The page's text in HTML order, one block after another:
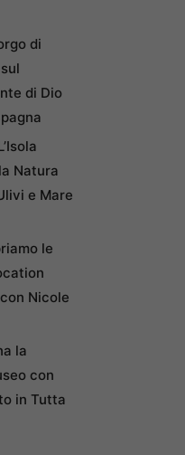
di
di Dio
Natura
e Mare
le
Nicole
la
con
in Tutta